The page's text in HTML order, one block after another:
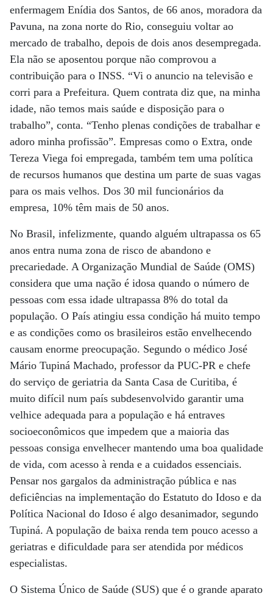
enfermagem Enídia dos Santos, de 66 anos, moradora da
Pavuna, na zona norte do Rio, conseguiu voltar ao
mercado de trabalho, depois de dois anos desempregada.
Ela não se aposentou porque não comprovou a
contribuição para o INSS. “Vi o anuncio na televisão e
corri para a Prefeitura. Quem contrata diz que, na minha
idade, não temos mais saúde e disposição para o
trabalho”, conta. “Tenho plenas condições de trabalhar e
adoro minha profissão”. Empresas como o Extra, onde
Tereza Viega foi empregada, também tem uma política
de recursos humanos que destina um parte de suas vagas
para os mais velhos. Dos 30 mil funcionários da
empresa, 10% têm mais de 50 anos.
No Brasil, infelizmente, quando alguém ultrapassa os 65
anos entra numa zona de risco de abandono e
precariedade. A Organização Mundial de Saúde (OMS)
considera que uma nação é idosa quando o número de
pessoas com essa idade ultrapassa 8% do total da
população. O País atingiu essa condição há muito tempo
e as condições como os brasileiros estão envelhecendo
causam enorme preocupação. Segundo o médico José
Mário Tupiná Machado, professor da PUC-PR e chefe
do serviço de geriatria da Santa Casa de Curitiba, é
muito difícil num país subdesenvolvido garantir uma
velhice adequada para a população e há entraves
socioeconômicos que impedem que a maioria das
pessoas consiga envelhecer mantendo uma boa qualidade
de vida, com acesso à renda e a cuidados essenciais.
Pensar nos gargalos da administração pública e nas
deficiências na implementação do Estatuto do Idoso e da
Política Nacional do Idoso é algo desanimador, segundo
Tupiná. A população de baixa renda tem pouco acesso a
geriatras e dificuldade para ser atendida por médicos
especialistas.
O Sistema Único de Saúde (SUS) que é o grande aparato